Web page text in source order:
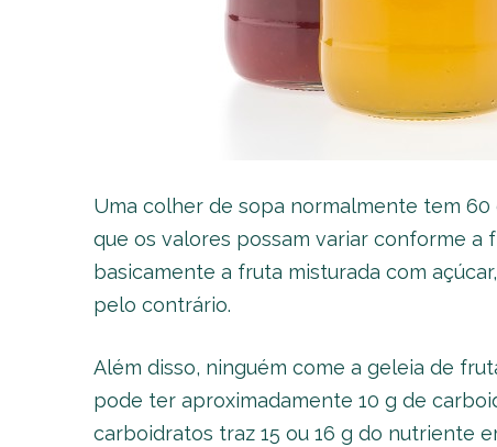
Uma colher de sopa normalmente tem
que os valores possam variar conforme a
basicamente a fruta misturada com
pelo contrário.
Além disso, ninguém come a geleia de
pode ter aproximadamente 10 g de
carboidratos traz 15 ou 16 g do nutriente